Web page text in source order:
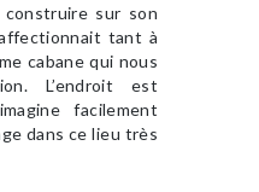
sur son
tant à
cabane qui nous
L’endroit est
facilement
dans ce lieu très